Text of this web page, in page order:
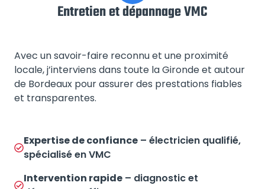
Entretien et dépannage VMC
Avec un savoir-faire reconnu et une proximité
locale, j’interviens dans toute la Gironde et autour
de Bordeaux pour assurer des prestations fiables
et transparentes.
Expertise de confiance – électricien qualifié,
spécialisé en VMC
Intervention rapide – diagnostic et